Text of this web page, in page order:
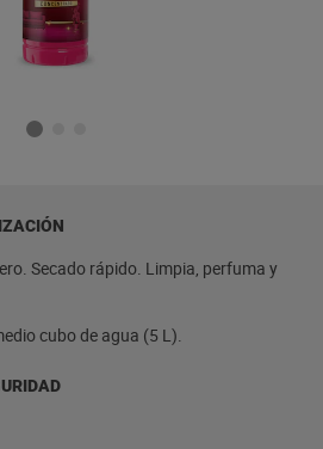
Secado rápido. Limpia, perfuma y
cubo de agua (5 L).